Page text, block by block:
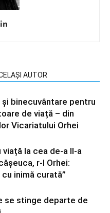
AUTOR
binecuvântare pentru
de viață – din
Vicariatului Orhei
la cea de-a II-a
r-l Orhei:
inimă curată”
se stinge departe de